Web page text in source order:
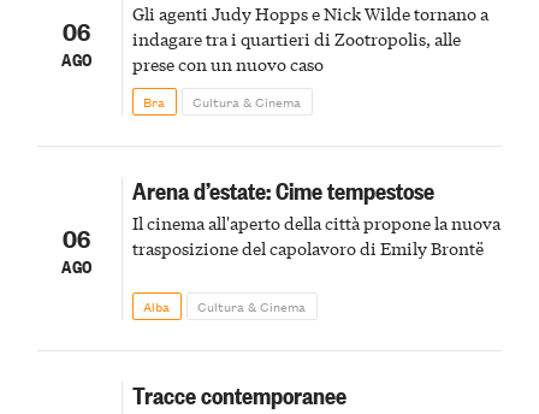
06
AGO
Gli agenti Judy Hopps e Nick Wilde tornano a
indagare tra i quartieri di Zootropolis, alle
prese con un nuovo caso
Bra Cultura & Cinema
06
AGO
Arena d’estate: Cime tempestose
Il cinema all'aperto della città propone la nuova
trasposizione del capolavoro di Emily Brontë
Alba Cultura & Cinema
Tracce contemporanee